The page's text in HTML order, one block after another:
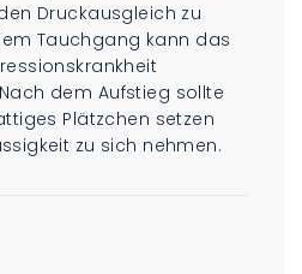
Druckausgleich zu
Tauchgang kann das
dem Aufstieg sollte
Plätzchen setzen
zu sich nehmen.